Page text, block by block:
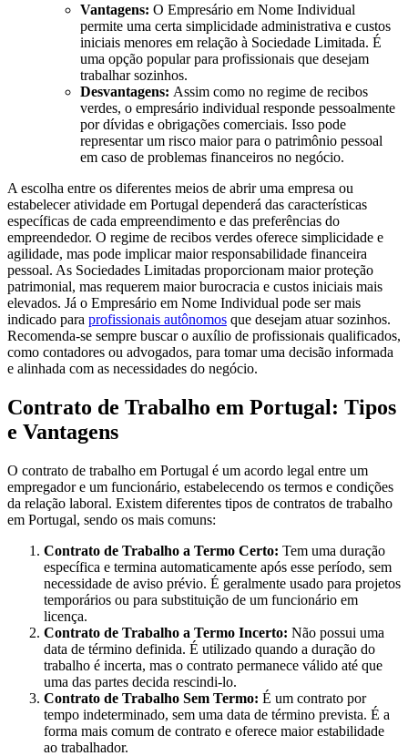
Vantagens: O Empresário em Nome Individual
permite uma certa simplicidade administrativa e custos
iniciais menores em relação à Sociedade Limitada. É
uma opção popular para profissionais que desejam
trabalhar sozinhos.
Desvantagens: Assim como no regime de recibos
verdes, o empresário individual responde pessoalmente
por dívidas e obrigações comerciais. Isso pode
representar um risco maior para o patrimônio pessoal
em caso de problemas financeiros no negócio.
A escolha entre os diferentes meios de abrir uma empresa ou
estabelecer atividade em Portugal dependerá das características
específicas de cada empreendimento e das preferências do
empreendedor. O regime de recibos verdes oferece simplicidade e
agilidade, mas pode implicar maior responsabilidade financeira
pessoal. As Sociedades Limitadas proporcionam maior proteção
patrimonial, mas requerem maior burocracia e custos iniciais mais
elevados. Já o Empresário em Nome Individual pode ser mais
indicado para profissionais autônomos que desejam atuar sozinhos.
Recomenda-se sempre buscar o auxílio de profissionais qualificados,
como contadores ou advogados, para tomar uma decisão informada
e alinhada com as necessidades do negócio.
Contrato de Trabalho em Portugal: Tipos
e Vantagens
O contrato de trabalho em Portugal é um acordo legal entre um
empregador e um funcionário, estabelecendo os termos e condições
da relação laboral. Existem diferentes tipos de contratos de trabalho
em Portugal, sendo os mais comuns:
Contrato de Trabalho a Termo Certo: Tem uma duração
específica e termina automaticamente após esse período, sem
necessidade de aviso prévio. É geralmente usado para projetos
temporários ou para substituição de um funcionário em
licença.
Contrato de Trabalho a Termo Incerto: Não possui uma
data de término definida. É utilizado quando a duração do
trabalho é incerta, mas o contrato permanece válido até que
uma das partes decida rescindi-lo.
Contrato de Trabalho Sem Termo: É um contrato por
tempo indeterminado, sem uma data de término prevista. É a
forma mais comum de contrato e oferece maior estabilidade
ao trabalhador.